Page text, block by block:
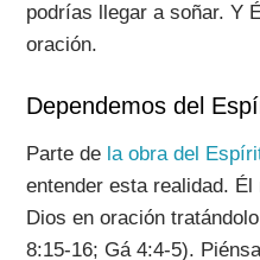
podrías llegar a soñar. Y
oración.
Dependemos del
Parte de la obra del
entender esta realidad.
Dios en oración
8:15-16; Gá 4:4-5).